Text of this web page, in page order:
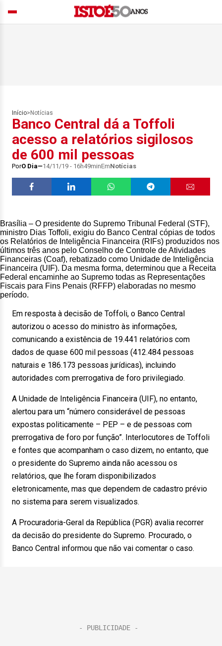
Início> Notícias
Banco Central dá a Toffoli
acesso a relatórios sigilosos
de 600 mil pessoas
PorO Dia 14/11/19 - 16h49minEmNotícias
Brasília – O presidente do Supremo Tribunal Federal (STF),
ministro Dias Toffoli, exigiu do Banco Central cópias de todos
os Relatórios de Inteligência Financeira (RIFs) produzidos nos
últimos três anos pelo Conselho de Controle de Atividades
Financeiras (Coaf), rebatizado como Unidade de Inteligência
Financeira (UIF). Da mesma forma, determinou que a Receita
Federal encaminhe ao Supremo todas as Representações
Fiscais para Fins Penais (RFFP) elaboradas no mesmo
período.
Em resposta à decisão de Toffoli, o Banco Central
autorizou o acesso do ministro às informações,
comunicando a existência de 19.441 relatórios com
dados de quase 600 mil pessoas (412.484 pessoas
naturais e 186.173 pessoas jurídicas), incluindo
autoridades com prerrogativa de foro privilegiado.
A Unidade de Inteligência Financeira (UIF), no entanto,
alertou para um “número considerável de pessoas
expostas politicamente – PEP – e de pessoas com
prerrogativa de foro por função”. Interlocutores de Toffoli
e fontes que acompanham o caso dizem, no entanto, que
o presidente do Supremo ainda não acessou os
relatórios, que lhe foram disponibilizados
eletronicamente, mas que dependem de cadastro prévio
no sistema para serem visualizados.
A Procuradoria-Geral da República (PGR) avalia recorrer
da decisão do presidente do Supremo. Procurado, o
Banco Central informou que não vai comentar o caso.